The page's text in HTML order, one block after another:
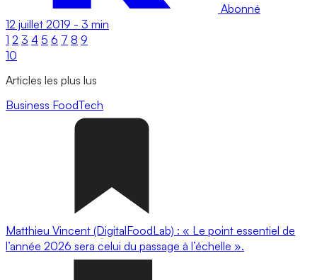
Abonné
12 juillet 2019 - 3 min
1 2 3 4 5 6 7 8 9
10
Articles les plus lus
Business FoodTech
Matthieu Vincent (DigitalFoodLab) : « Le point essentiel de
l’année 2026 sera celui du passage à l’échelle ».